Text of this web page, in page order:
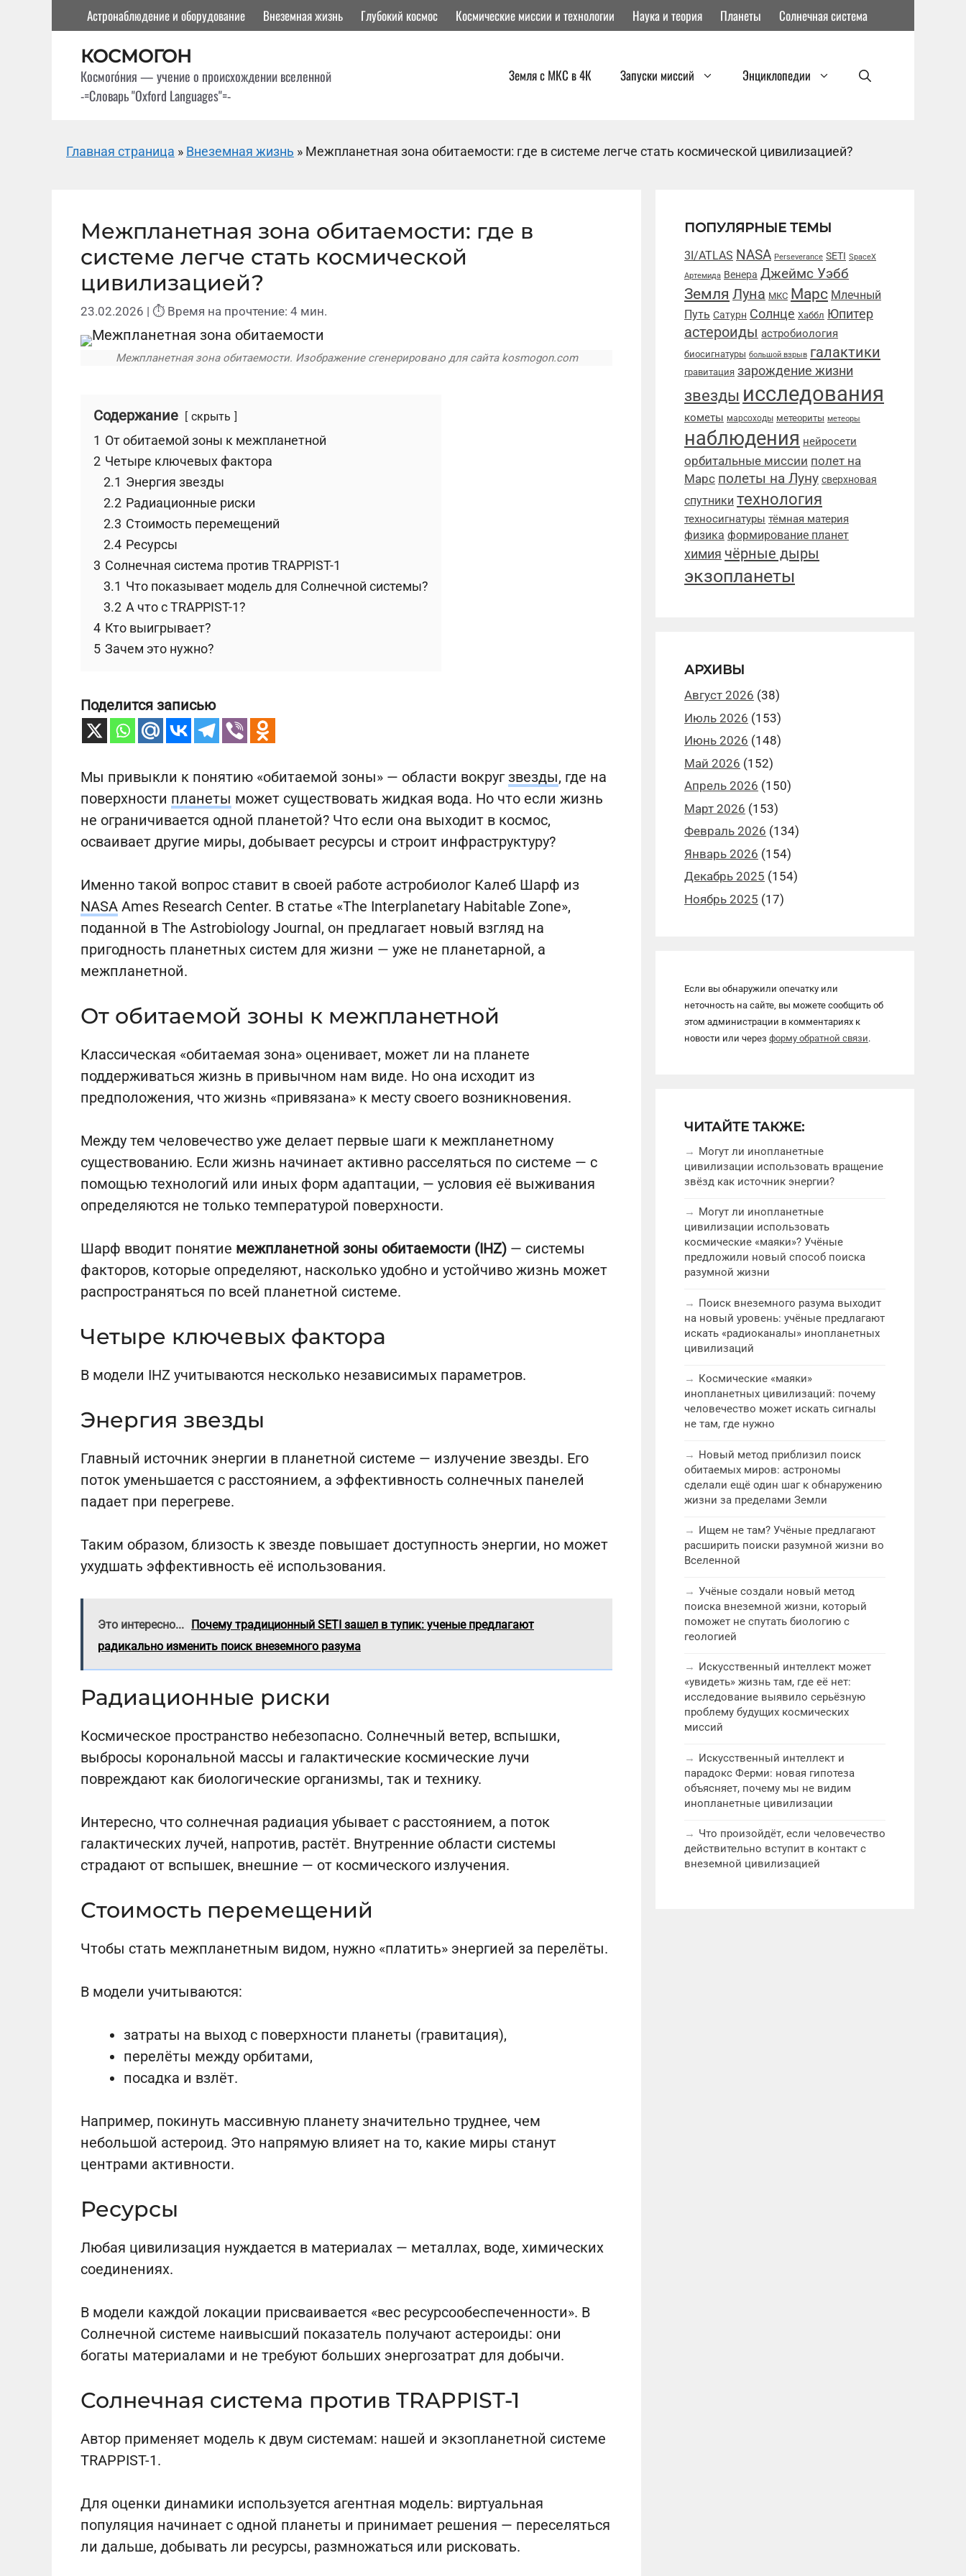
содержимому
Астронаблюдение и оборудование Внеземная жизнь Глубокий космос Космические миссии и технологии Наука и теория Планеты Солнечная система
КОСМОГОН
Космого́ния — учение о происхождении вселенной
-=Словарь "Oxford Languages"=-
Земля с МКС в 4К Запуски миссий Энциклопедии
Главная страница » Внеземная жизнь » Межпланетная зона обитаемости: где в системе легче стать космической цивилизацией?
Межпланетная зона обитаемости: где в
системе легче стать космической
цивилизацией?
23.02.2026 | ⏱ Время на прочтение: 4 мин.
Межпланетная зона обитаемости. Изображение сгенерировано для сайта kosmogon.com
Содержание скрыть
1 От обитаемой зоны к межпланетной
2 Четыре ключевых фактора
2.1 Энергия звезды
2.2 Радиационные риски
2.3 Стоимость перемещений
2.4 Ресурсы
3 Солнечная система против TRAPPIST-1
3.1 Что показывает модель для Солнечной системы?
3.2 А что с TRAPPIST-1?
4 Кто выигрывает?
5 Зачем это нужно?
Поделится записью
Мы привыкли к понятию «обитаемой зоны» — области вокруг звезды, где на
поверхности планеты может существовать жидкая вода. Но что если жизнь
не ограничивается одной планетой? Что если она выходит в космос,
осваивает другие миры, добывает ресурсы и строит инфраструктуру?
Именно такой вопрос ставит в своей работе астробиолог Калеб Шарф из
NASA Ames Research Center. В статье «The Interplanetary Habitable Zone»,
поданной в The Astrobiology Journal, он предлагает новый взгляд на
пригодность планетных систем для жизни — уже не планетарной, а
межпланетной.
От обитаемой зоны к межпланетной
Классическая «обитаемая зона» оценивает, может ли на планете
поддерживаться жизнь в привычном нам виде. Но она исходит из
предположения, что жизнь «привязана» к месту своего возникновения.
Между тем человечество уже делает первые шаги к межпланетному
существованию. Если жизнь начинает активно расселяться по системе — с
помощью технологий или иных форм адаптации, — условия её выживания
определяются не только температурой поверхности.
Шарф вводит понятие межпланетной зоны обитаемости (IHZ) — системы
факторов, которые определяют, насколько удобно и устойчиво жизнь может
распространяться по всей планетной системе.
Четыре ключевых фактора
В модели IHZ учитываются несколько независимых параметров.
Энергия звезды
Главный источник энергии в планетной системе — излучение звезды. Его
поток уменьшается с расстоянием, а эффективность солнечных панелей
падает при перегреве.
Таким образом, близость к звезде повышает доступность энергии, но может
ухудшать эффективность её использования.
Это интересно... Почему традиционный SETI зашел в тупик: ученые предлагают
радикально изменить поиск внеземного разума
Радиационные риски
Космическое пространство небезопасно. Солнечный ветер, вспышки,
выбросы корональной массы и галактические космические лучи
повреждают как биологические организмы, так и технику.
Интересно, что солнечная радиация убывает с расстоянием, а поток
галактических лучей, напротив, растёт. Внутренние области системы
страдают от вспышек, внешние — от космического излучения.
Стоимость перемещений
Чтобы стать межпланетным видом, нужно «платить» энергией за перелёты.
В модели учитываются:
затраты на выход с поверхности планеты (гравитация),
перелёты между орбитами,
посадка и взлёт.
Например, покинуть массивную планету значительно труднее, чем
небольшой астероид. Это напрямую влияет на то, какие миры станут
центрами активности.
Ресурсы
Любая цивилизация нуждается в материалах — металлах, воде, химических
соединениях.
В модели каждой локации присваивается «вес ресурсообеспеченности». В
Солнечной системе наивысший показатель получают астероиды: они
богаты материалами и не требуют больших энергозатрат для добычи.
Солнечная система против TRAPPIST-1
Автор применяет модель к двум системам: нашей и экзопланетной системе
TRAPPIST-1.
Для оценки динамики используется агентная модель: виртуальная
популяция начинает с одной планеты и принимает решения — переселяться
ли дальше, добывать ли ресурсы, размножаться или рисковать.
ПОПУЛЯРНЫЕ ТЕМЫ
3I/ATLAS NASA Perseverance SETI SpaceX
Артемида Венера Джеймс Уэбб
Земля Луна МКС Марс Млечный
Путь Сатурн Солнце Хаббл Юпитер
астероиды астробиология
биосигнатуры большой взрыв галактики
гравитация зарождение жизни
звезды исследования
кометы марсоходы метеориты метеоры
наблюдения нейросети
орбитальные миссии полет на
Марс полеты на Луну сверхновая
спутники технология
техносигнатуры тёмная материя
физика формирование планет
химия чёрные дыры
экзопланеты
АРХИВЫ
Август 2026 (38)
Июль 2026 (153)
Июнь 2026 (148)
Май 2026 (152)
Апрель 2026 (150)
Март 2026 (153)
Февраль 2026 (134)
Январь 2026 (154)
Декабрь 2025 (154)
Ноябрь 2025 (17)
Если вы обнаружили опечатку или
неточность на сайте, вы можете сообщить об
этом администрации в комментариях к
новости или через форму обратной связи.
ЧИТАЙТЕ ТАКЖЕ:
Могут ли инопланетные
цивилизации использовать вращение
звёзд как источник энергии?
Могут ли инопланетные
цивилизации использовать
космические «маяки»? Учёные
предложили новый способ поиска
разумной жизни
Поиск внеземного разума выходит
на новый уровень: учёные предлагают
искать «радиоканалы» инопланетных
цивилизаций
Космические «маяки»
инопланетных цивилизаций: почему
человечество может искать сигналы
не там, где нужно
Новый метод приблизил поиск
обитаемых миров: астрономы
сделали ещё один шаг к обнаружению
жизни за пределами Земли
Ищем не там? Учёные предлагают
расширить поиски разумной жизни во
Вселенной
Учёные создали новый метод
поиска внеземной жизни, который
поможет не спутать биологию с
геологией
Искусственный интеллект может
«увидеть» жизнь там, где её нет:
исследование выявило серьёзную
проблему будущих космических
миссий
Искусственный интеллект и
парадокс Ферми: новая гипотеза
объясняет, почему мы не видим
инопланетные цивилизации
Что произойдёт, если человечество
действительно вступит в контакт с
внеземной цивилизацией